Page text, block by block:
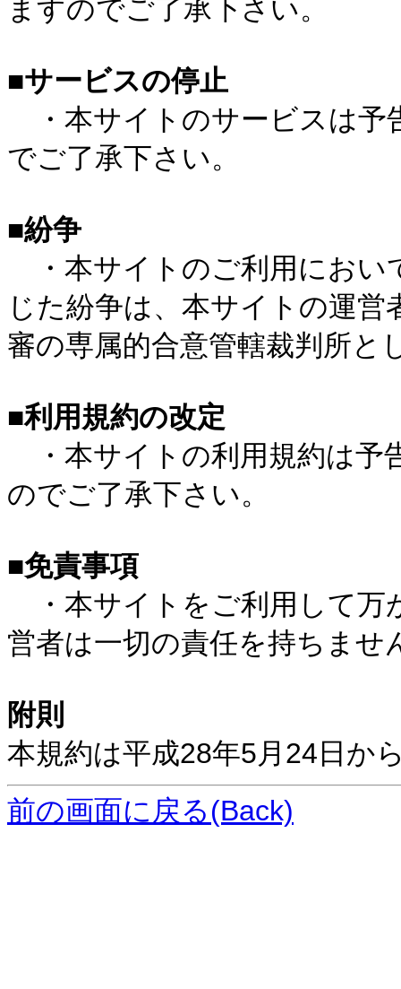
ますのでご了承下さい。
■サービスの停止
・本サイトのサービスは予
でご了承下さい。
■紛争
・本サイトのご利用におい
じた紛争は、本サイトの運
審の専属的合意管轄裁判所と
■利用規約の改定
・本サイトの利用規約は予
のでご了承下さい。
■免責事項
・本サイトをご利用して万
営者は一切の責任を持ちませ
附則
本規約は平成28年5月24日か
前の画面に戻る(Back)